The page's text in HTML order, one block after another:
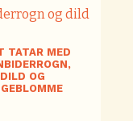
TATAR MED
DILD OG